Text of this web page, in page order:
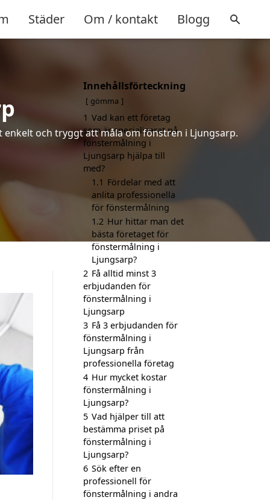
Städer Om / kontakt Blogg
och tryggt att måla om fönstren i Ljungsarp.
Innehållsförteckning
gömma
1 Vad kan ett företag
som är specialiserat på
fönstermålning i
Ljungsarp hjälpa till
med?
1.1 Fördelar med att
anlita professionella
för fönstermålning
1.2 Hur hittar man det
bästa företaget för
fönstermålning i
Ljungsarp?
2 Få alltid minst 3
erbjudanden för
fönstermålning i
Ljungsarp
3 Få 3 erbjudanden för
fönstermålning i
Ljungsarp från
professionella företag
4 Hur mycket kostar
fönstermålning i
Ljungsarp?
5 Vad hjälper till att
bestämma priset på
fönstermålning i
Ljungsarp?
6 Sök efter en
professionell för
fönstermålning i andra